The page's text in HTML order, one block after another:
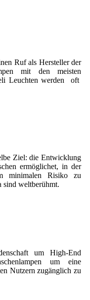
Ruf als Hersteller der
mit den meisten
Leuchten werden oft
Ziel: die Entwicklung
ermöglichet, in der
minimalen Risiko zu
sind weltberühmt.
um High-End
um eine
Nutzern zugänglich zu